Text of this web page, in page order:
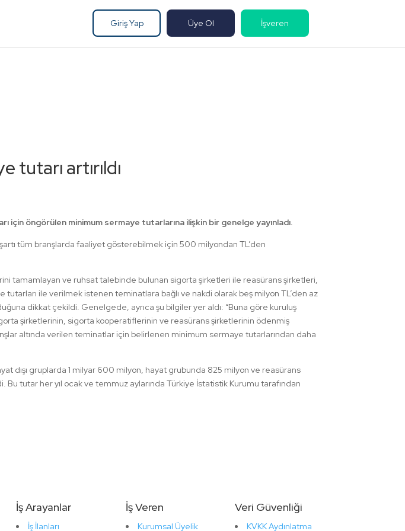
Giriş Yap Üye Ol İşveren
artırıldı
için öngörülen minimum sermaye tutarlarına ilişkin bir genelge yayınladı.
tüm branşlarda faaliyet gösterebilmek için 500 milyondan TL’den
tamamlayan ve ruhsat talebinde bulunan sigorta şirketleri ile reasürans şirketleri,
ile verilmek istenen teminatlara bağlı ve nakdi olarak beş milyon TL’den az
dikkat çekildi. Genelgede, ayrıca şu bilgiler yer aldı: “Buna göre kuruluş
şirketlerinin, sigorta kooperatiflerinin ve reasürans şirketlerinin ödenmiş
altında verilen teminatlar için belirlenen minimum sermaye tutarlarından daha
dışı gruplarda 1 milyar 600 milyon, hayat grubunda 825 milyon ve reasürans
tutar her yıl ocak ve temmuz aylarında Türkiye İstatistik Kurumu tarafından
İş Arayanlar
İş İlanları
İş Veren
Kurumsal Üyelik
Veri Güvenliği
KVKK Aydınlatma